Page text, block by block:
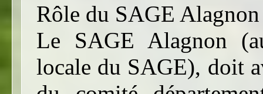
Rôle du SAGE Alagnon
Le SAGE Alagnon
locale du SAGE), doit